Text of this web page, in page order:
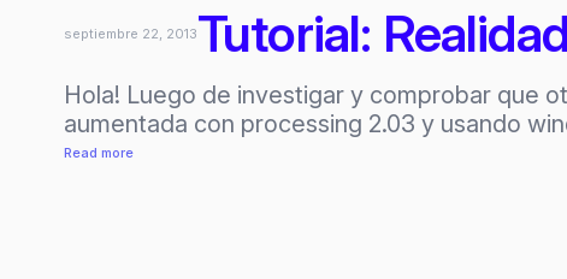
septiembre 22, 2013Tutorial:
Hola! Luego de investigar y comprobar que
aumentada con processing 2.03 y usando
Read more: